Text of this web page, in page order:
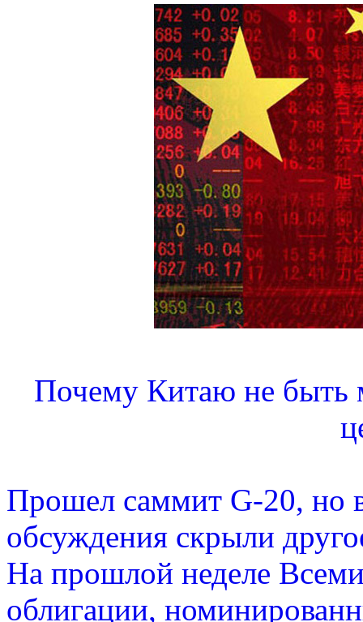
Почему Китаю не
Прошел саммит G-20, но
обсуждения скрыли
На прошлой неделе
облигации,